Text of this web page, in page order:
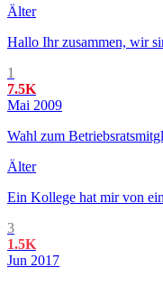
Älter
Hallo Ihr zusammen, wir
1
7.5K
Mai 2009
Wahl zum
Älter
Ein Kollege hat mir von
3
1.5K
Jun 2017